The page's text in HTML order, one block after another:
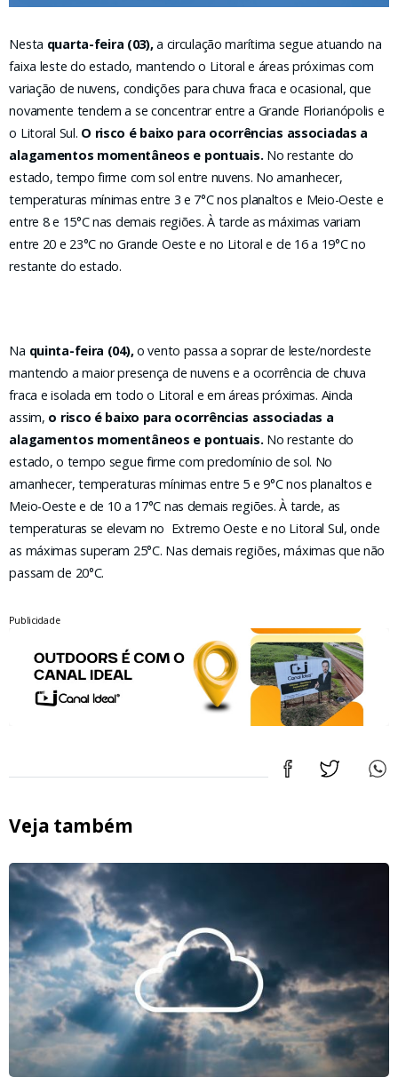
Nesta quarta-feira (03),a circulação marítima segue atuando na
faixa leste do estado, mantendo o Litoral e áreas próximas com
variação de nuvens, condições para chuva fraca e ocasional, que
novamente tendem a se concentrar entre a Grande Florianópolis e
o Litoral Sul. O risco é baixo para ocorrências associadas a
alagamentos momentâneos e pontuais. No restante do
estado, tempo firme com sol entre nuvens. No amanhecer,
temperaturas mínimas entre 3 e 7°C nos planaltos e Meio-Oeste e
entre 8 e 15°C nas demais regiões. À tarde as máximas variam
entre 20 e 23°C no Grande Oeste e no Litoral e de 16 a 19°C no
restante do estado.
Na quinta-feira (04),o vento passa a soprar de leste/nordeste
mantendo a maior presença de nuvens e a ocorrência de chuva
fraca e isolada em todo o Litoral e em áreas próximas. Ainda
assim, o risco é baixo para ocorrências associadas a
alagamentos momentâneos e pontuais.No restante do
estado, o tempo segue firme com predomínio de sol. No
amanhecer, temperaturas mínimas entre 5 e 9°C nos planaltos e
Meio-Oeste e de 10 a 17°C nas demais regiões. À tarde, as
temperaturas se elevam no Extremo Oeste e no Litoral Sul, onde
as máximas superam 25°C. Nas demais regiões, máximas que não
passam de 20°C.
Publicidade
Veja também